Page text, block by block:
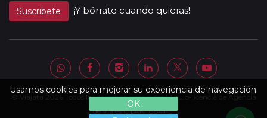
Usamos cookies para mejorar su experiencia de navegación.
OK
Suscribete ¡Y bórrate cuando quieras!
© Viajata 2026 Todos los derechos reservados | Título-licencia de Agencia
de Viajes C.I.AN 18841-3.